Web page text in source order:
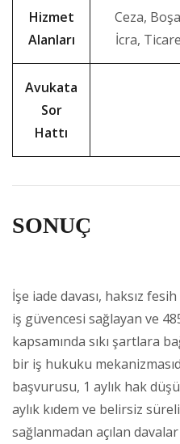
Hizmet
Alanları
Ceza,
İcra,
Avukata
Sor
Hattı
SONUÇ
İşe iade davası, haksız
iş güvencesi sağlayan ve
kapsamında sıkı şartlara
bir iş hukuku
başvurusu, 1 aylık hak
aylık kıdem ve belirsiz
sağlanmadan açılan